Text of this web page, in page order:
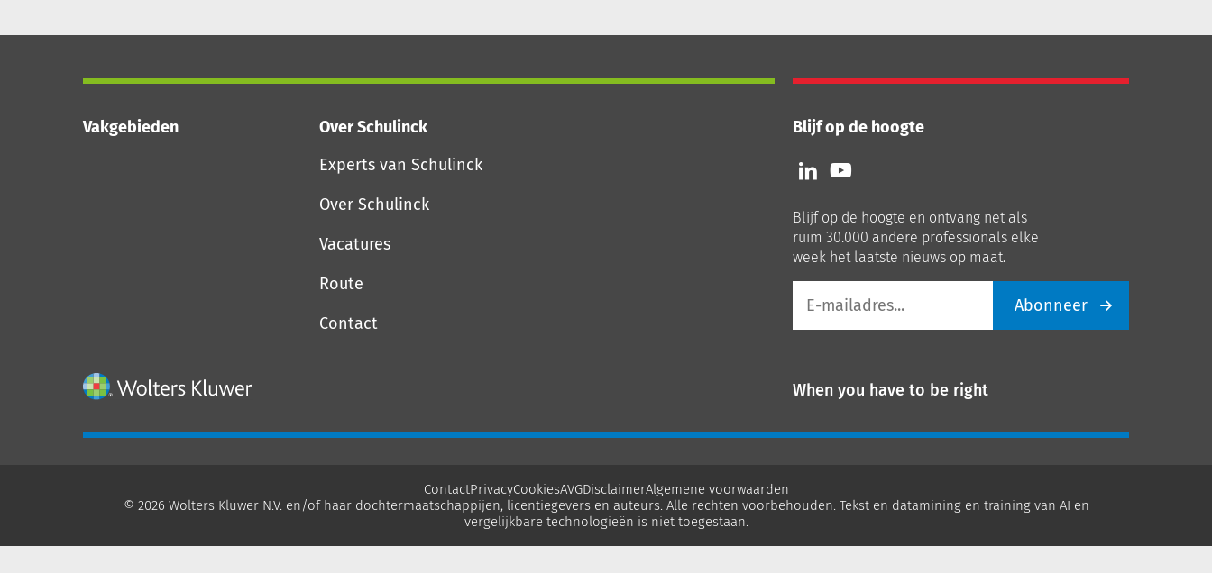
Vakgebieden
Over Schulinck
Experts van Schulinck
Over Schulinck
Vacatures
Route
Contact
Blijf op de hoogte
Volg
ons
LinkedIn
Volg
ons
Youtube
Blijf op de hoogte en ontvang net als
ruim 30.000 andere professionals elke
week het laatste nieuws op maat.
mailadres
Abonneer
When you have to be right
ContactPrivacyCookiesAVGDisclaimerAlgemene voorwaarden
© 2026 Wolters Kluwer N.V. en/of haar dochtermaatschappijen, licentiegevers en auteurs. Alle rechten voorbehouden. Tekst en datamining en training van AI en
vergelijkbare technologieën is niet toegestaan.